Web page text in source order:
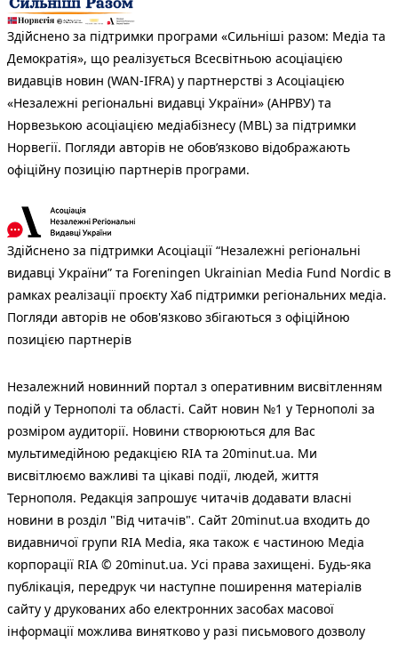
Здійснено за підтримки програми «Сильніші разом: Медіа та
Демократія», що реалізується Всесвітньою асоціацією
видавців новин (WAN-IFRA) у партнерстві з Асоціацією
«Незалежні регіональні видавці України» (АНРВУ) та
Норвезькою асоціацією медіабізнесу (MBL) за підтримки
Норвегії. Погляди авторів не обов’язково відображають
офіційну позицію партнерів програми.
Здійснено за підтримки Асоціації “Незалежні регіональні
видавці України” та Foreningen Ukrainian Media Fund Nordic в
рамках реалізації проєкту Хаб підтримки регіональних медіа.
Погляди авторів не обов'язково збігаються з офіційною
позицією партнерів
Незалежний новинний портал з оперативним висвітленням
подій у Тернополі та області. Сайт новин №1 у Тернополі за
розміром аудиторії. Новини створюються для Вас
мультимедійною редакцією RIA та 20minut.ua. Ми
висвітлюємо важливі та цікаві події, людей, життя
Тернополя. Редакція запрошує читачів додавати власні
новини в розділ "Від читачів". Сайт 20minut.ua входить до
видавничої групи RIA Media, яка також є частиною Медіа
корпорації RIA © 20minut.ua. Усі права захищені. Будь-яка
публiкацiя, передрук чи наступне поширення матеріалів
сайту у друкованих або електронних засобах масової
інформації можлива винятково у разі письмового дозволу